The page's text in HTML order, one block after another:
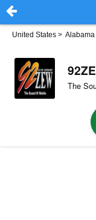
United States > Alabama
The